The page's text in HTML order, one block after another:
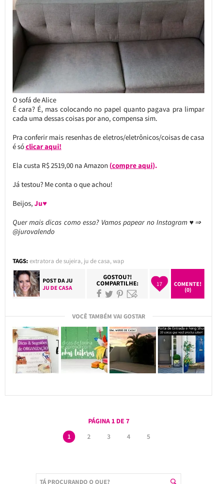
O sofá de Alice
É cara? É, mas colocando no papel quanto pagava pra limpar
cada uma dessas coisas por ano, compensa sim.
Pra conferir mais resenhas de eletros/eletrônicos/coisas de casa
é sóclicar aqui!
Ela custa R$ 2519,00 na Amazon (compre aqui).
Já testou? Me conta o que achou!
Beijos, Ju♥
Quer mais dicas como essa? Vamos papear no Instagram ♥⇒
@jurovalendo
TAGS: extratora de sujeira, ju de casa,wap
POST DAJU
JU DE CASA
GOSTOU?!
COMPARTILHE: 17
COMENTE!
(0)
VOCÊ TAMBÉM VAI GOSTAR
PÁGINA 1 DE 7
1
2 3 4 5